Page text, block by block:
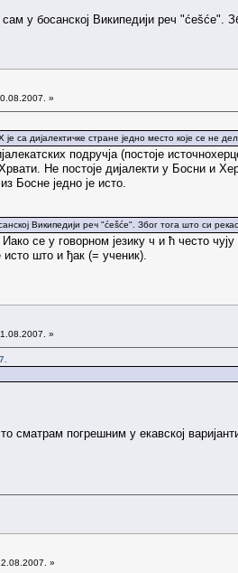
у босанској Википедији реч
»
са дијалектичке стране једно место које се не
подручја (постоје
Не постоје дијалекти у Босни и
Босне једно је исто.
Википедији реч "ćešće". Због тога што си
се у говорном језику ч и ћ често
што и ђак (= ученик).
»
сматрам погрешним у екавској
»